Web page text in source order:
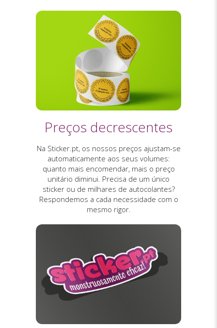
Preços decrescentes
Na Sticker.pt, os nossos preços ajustam-se
automaticamente aos seus volumes:
quanto mais encomendar, mais o preço
unitário diminui. Precisa de um único
sticker ou de milhares de autocolantes?
Respondemos a cada necessidade com o
mesmo rigor.